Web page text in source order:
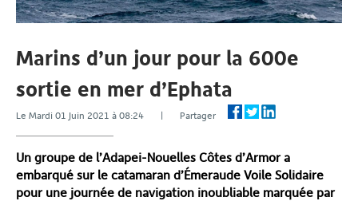
Marins d’un jour pour la 600e
sortie en mer d’Ephata
Le Mardi 01 Juin 2021 à 08:24 | Partager
Un groupe de l’Adapei-Nouelles Côtes d’Armor a
embarqué sur le catamaran d’Émeraude Voile Solidaire
pour une journée de navigation inoubliable marquée par